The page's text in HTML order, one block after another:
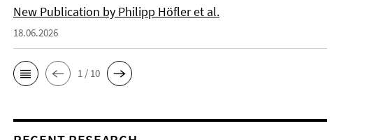
New Publication by Philipp Höfler et al.
18.06.2026
1 / 10